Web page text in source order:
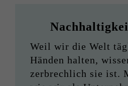
Weil wir die Welt
Händen halten,
zerbrechlich sie ist.